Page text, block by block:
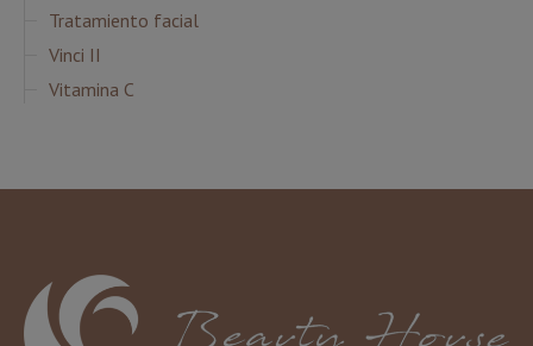
Tratamiento facial
Vinci II
Vitamina C